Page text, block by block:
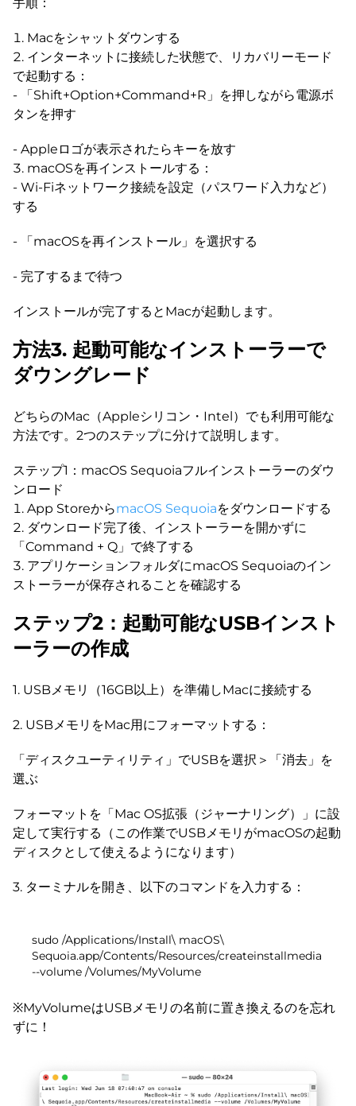
Macをシャットダウンする
インターネットに接続した状態で、リカバリーモード
で起動する：
- 「Shift+Option+Command+R」を押しながら電源ボ
タンを押す
- Appleロゴが表示されたらキーを放す
macOSを再インストールする：
- Wi-Fiネットワーク接続を設定（パスワード入力など）
する
- 「macOSを再インストール」を選択する
- 完了するまで待つ
インストールが完了するとMacが起動します。
方法3. 起動可能なインストーラーで
ダウングレード
どちらのMac（Appleシリコン・Intel）でも利用可能な
方法です。2つのステップに分けて説明します。
ステップ1：macOS Sequoiaフルインストーラーのダウ
ンロード
App StoreからmacOS Sequoiaをダウンロードする
ダウンロード完了後、インストーラーを開かずに
「Command + Q」で終了する
アプリケーションフォルダにmacOS Sequoiaのイン
ストーラーが保存されることを確認する
ステップ2：起動可能なUSBインスト
ーラーの作成
1. USBメモリ（16GB以上）を準備しMacに接続する
2. USBメモリをMac用にフォーマットする：
「ディスクユーティリティ」でUSBを選択＞「消去」を
選ぶ
フォーマットを「Mac OS拡張（ジャーナリング）」に設
定して実行する（この作業でUSBメモリがmacOSの起動
ディスクとして使えるようになります）
3. ターミナルを開き、以下のコマンドを入力する：
sudo /Applications/Install\ macOS\
Sequoia.app/Contents/Resources/createinstallmedia
--volume /Volumes/MyVolume
※MyVolumeはUSBメモリの名前に置き換えるのを忘れ
ずに！